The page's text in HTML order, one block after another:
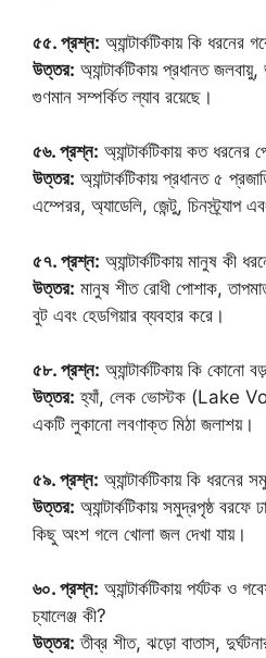
৫৫. প্রশ্ন: অ্যান্টার্কটিকায় কি ধরনের
উত্তর: অ্যান্টার্কটিকায় প্রধানত
গুণমান সম্পর্কিত ল্যাব রয়েছে।
৫৬. প্রশ্ন: অ্যান্টার্কটিকায় কত ধরনের
উত্তর: অ্যান্টার্কটিকায় প্রধানত ৫
এম্পেরর, অ্যাডেলি, জেন্টু, চিনস্ট্র্যাপ
৫৭. প্রশ্ন: অ্যান্টার্কটিকায় মানুষ কী
উত্তর: মানুষ শীত রোধী পোশাক,
বুট এবং হেডগিয়ার ব্যবহার করে।
৫৮. প্রশ্ন: অ্যান্টার্কটিকায় কি কোনো
উত্তর: হ্যাঁ, লেক ভোস্টক (Lake
একটি লুকানো লবণাক্ত মিঠা জলাশয়।
৫৯. প্রশ্ন: অ্যান্টার্কটিকায় কি ধরনের
উত্তর: অ্যান্টার্কটিকায় সমুদ্রপৃষ্ঠ বরফে
কিছু অংশ গলে খোলা জল দেখা যায়।
৬০. প্রশ্ন: অ্যান্টার্কটিকায় পর্যটক ও
চ্যালেঞ্জ কী?
উত্তর: তীব্র শীত, ঝড়ো বাতাস,